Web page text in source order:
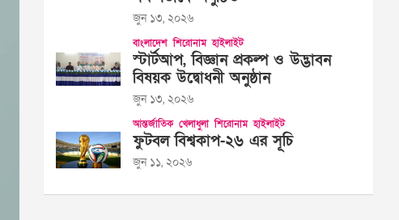
জুন ১৩, ২০২৬
বাংলাদেশ শিরোনাম হাইলাইট
স্টার্টআপ, বিজ্ঞান প্রকল্প ও উদ্ভাবন
বিষয়ক উদ্বোধনী অনুষ্ঠান
জুন ১৩, ২০২৬
আন্তর্জাতিক খেলাধুলা শিরোনাম হাইলাইট
ফুটবল বিশ্বকাপ-২৬ এর সূচি
জুন ১১, ২০২৬